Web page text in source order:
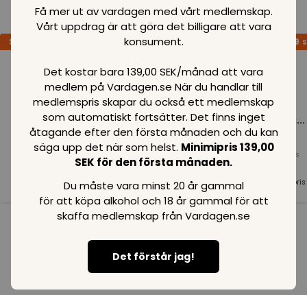
Få mer ut av vardagen med vårt medlemskap.
Vårt uppdrag är att göra det billigare att vara
konsument.
Det kostar bara 139,00 SEK/månad att vara
medlem på Vardagen.se När du handlar till
medlemspris skapar du också ett medlemskap
som automatiskt fortsätter. Det finns inget
åtagande efter den första månaden och du kan
säga upp det när som helst. Minimipris 139,00
SEK för den första månaden.
Du måste vara minst 20 år gammal
för att köpa alkohol och 18 år gammal för att
skaffa medlemskap från Vardagen.se
Det förstår jag!
Loading..
SPARA
Loading...
Normalpris
SPARA 99 SEK
Loading...
Normalpris
99SEK
Medlemspris
99 SEK
99
Loading...
Normalpris
Medlemspris